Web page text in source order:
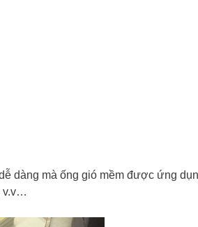
dàng mà ống gió mềm được ứng
v.v…